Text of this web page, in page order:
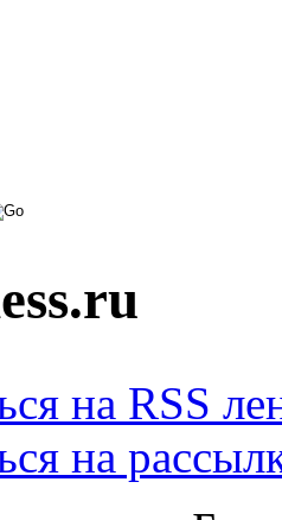
на RSS
на